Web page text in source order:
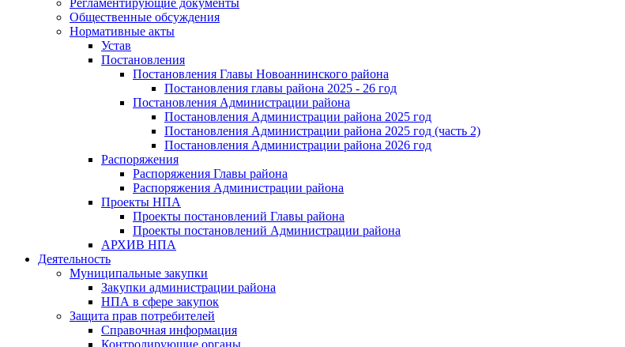
Регламентирующие документы
Общественные обсуждения
Нормативные акты
Устав
Постановления
Постановления Главы Новоаннинского района
Постановления главы района 2025 - 26 год
Постановления Администрации района
Постановления Администрации района 2025 год
Постановления Администрации района 2025 год (часть 2)
Постановления Администрации района 2026 год
Распоряжения
Распоряжения Главы района
Распоряжения Администрации района
Проекты НПА
Проекты постановлений Главы района
Проекты постановлений Администрации района
АРХИВ НПА
Деятельность
Муниципальные закупки
Закупки администрации района
НПА в сфере закупок
Защита прав потребителей
Справочная информация
Контролирующие органы